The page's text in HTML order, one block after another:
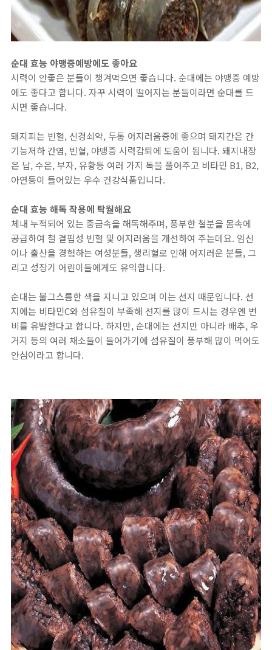
순대 효능 야맹증예방에도 좋아요
시력이 안좋은 분들이 챙겨먹으면 좋습니다. 순대에는 야맹증 예방
에도 좋다고 합니다. 자꾸 시력이 떨어지는 분들이라면 순대를 드
시면 좋습니다.
돼지피는 빈혈, 신경쇠약, 두통 어지러움증에 좋으며 돼지간은 간
기능저하 간염, 빈혈, 야맹증 시력감퇴에 도움이 됩니다. 돼지내장
은 납, 수은, 부자, 유황등 여러 가지 독을 풀어주고 비타민 B1, B2,
아연등이 들어있는 우수 건강식품입니다.
순대 효능 해독 작용에 탁월해요
체내 누적되어 있는 중금속을 해독해주며, 풍부한 철분을 몸속에
공급하여 철 결핍성 빈혈 및 어지러움을 개선하여 주는데요. 임신
이나 출산을 경험하는 여성분들, 생리혈로 인해 어지러운 분들, 그
리고 성장기 어린이들에게도 유익합니다.
순대는 불그스름한 색을 지니고 있으며 이는 선지 때문입니다. 선
지에는 비타민C와 섬유질이 부족해 선지를 많이 드시는 경우엔 변
비를 유발한다고 합니다. 하지만, 순대에는 선지만 아니라 배추, 우
거지 등의 여러 채소들이 들어가기에 섬유질이 풍부해 많이 먹어도
안심이라고 합니다.